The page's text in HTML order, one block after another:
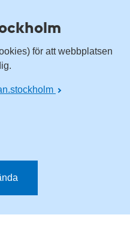
för att webbplatsen